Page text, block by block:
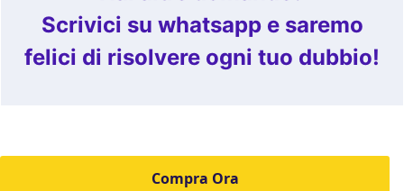
Scrivici su whatsapp e saremo
felici di risolvere ogni tuo dubbio!
Compra Ora